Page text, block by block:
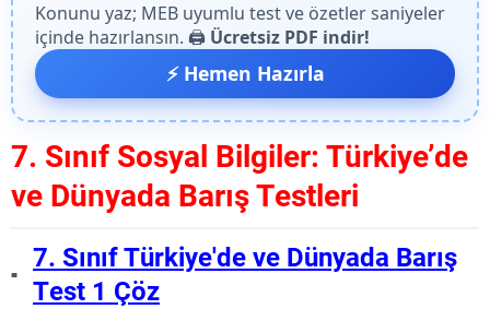
Konunu yaz; MEB uyumlu test ve özetler saniyeler
içinde hazırlansın. 🖨️ Ücretsiz PDF indir!
⚡ Hemen Hazırla
7. Sınıf Sosyal Bilgiler: Türkiye’de
ve Dünyada Barış Testleri
7. Sınıf Türkiye'de ve Dünyada Barış
Test 1 Çöz